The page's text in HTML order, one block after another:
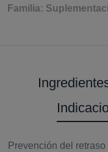
Familia:
Prevención del